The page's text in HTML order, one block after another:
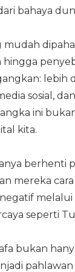
bahaya
hingga
lebih
sosial,
ini
kita.
berhenti
mereka
seperti
bukan
pahlawan